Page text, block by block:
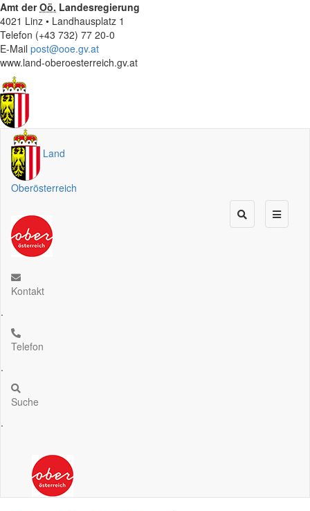
Amt derOö. Landesregierung
4021 Linz • Landhausplatz 1
Telefon (+43 732) 77 20-0
E-Mail post@ooe.gv.at
www.land-oberoesterreich.gv.at
Land
Oberösterreich
Kontakt
.
Telefon
.
Suche
.